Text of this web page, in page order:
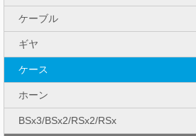
ケーブル
ギヤ
ケース
ホーン
BSx3/BSx2/RSx2/RSx